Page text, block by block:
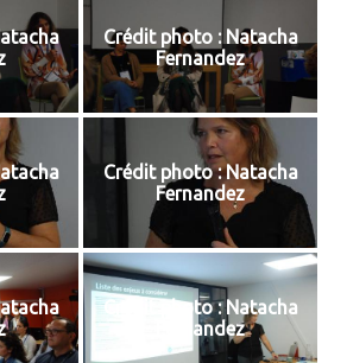
Crédit photo : Natacha
Fernandez
Crédit photo : Natacha
Fernandez
Crédit photo : Natacha
Fernandez